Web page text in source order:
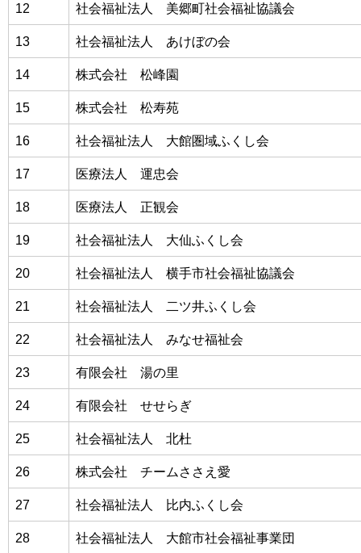
12 社会福祉法人 美郷町社会福祉協議会
13 社会福祉法人 あけぼの会
14 株式会社 松峰園
15 株式会社 松寿苑
16 社会福祉法人 大館圏域ふくし会
17 医療法人 運忠会
18 医療法人 正観会
19 社会福祉法人 大仙ふくし会
20 社会福祉法人 横手市社会福祉協議会
21 社会福祉法人 二ツ井ふくし会
22 社会福祉法人 みなせ福祉会
23 有限会社 湯の里
24 有限会社 せせらぎ
25 社会福祉法人 北杜
26 株式会社 チームささえ愛
27 社会福祉法人 比内ふくし会
28 社会福祉法人 大館市社会福祉事業団